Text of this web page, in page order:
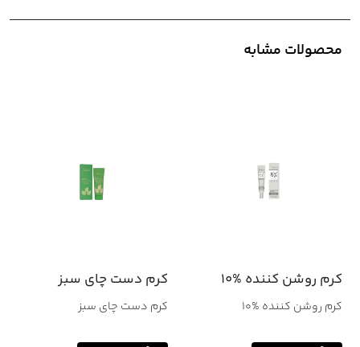
محصولات مشابه
کرم روشن کننده %10
کرم روشن کننده %10
کرم دست چاي سبز
کرم دست چاي سبز